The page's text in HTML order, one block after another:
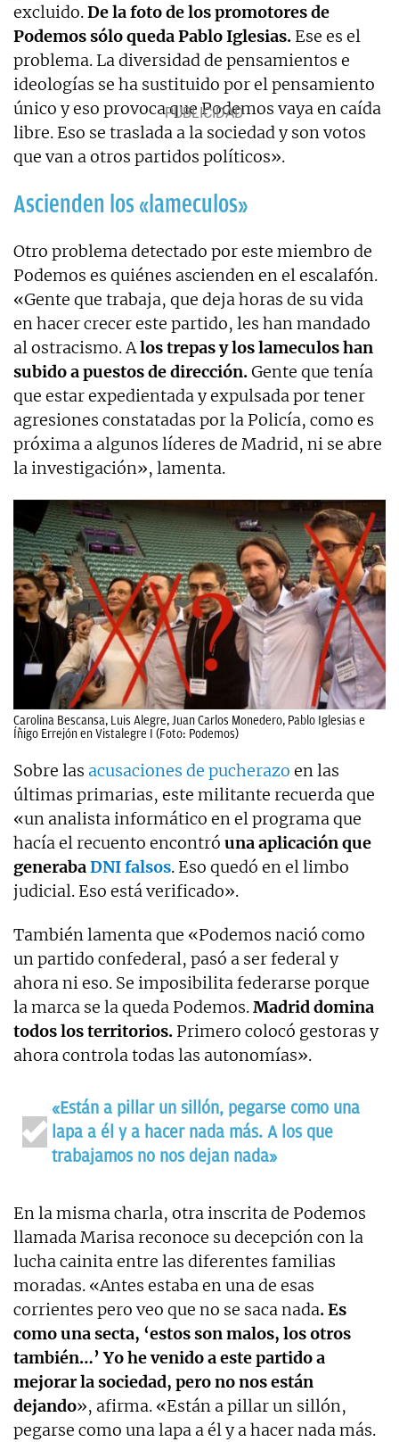
excluido.De la foto de los promotores de
Podemos sólo queda Pablo Iglesias. Ese es el
problema. La diversidad de pensamientos e
ideologías se ha sustituido por el pensamiento
único y eso provoca que Podemos vaya en caída
libre. Eso se traslada a la sociedad y son votos
que van a otros partidos políticos».
Ascienden los «lameculos»
Otro problema detectado por este miembro de
Podemos es quiénes ascienden en el escalafón.
«Gente que trabaja, que deja horas de su vida
en hacer crecer este partido, les han mandado
al ostracismo. Alos trepas y los lameculos han
subido a puestos de dirección.Gente que tenía
que estar expedientada y expulsada por tener
agresiones constatadas por la Policía, como es
próxima a algunos líderes de Madrid, ni se abre
la investigación», lamenta.
Carolina Bescansa, Luis Alegre, Juan Carlos Monedero, Pablo Iglesias e
Íñigo Errejón en Vistalegre I (Foto: Podemos)
Sobre las acusaciones de pucherazo en las
últimas primarias, este militante recuerda que
«un analista informático en el programa que
hacía el recuento encontró una aplicación que
generabaDNI falsos. Eso quedó en el limbo
judicial. Eso está verificado».
También lamenta que «Podemos nació como
un partido confederal, pasó a ser federal y
ahora ni eso. Se imposibilita federarse porque
la marca se la queda Podemos.Madrid domina
todos los territorios. Primero colocó gestoras y
ahora controla todas las autonomías».
«Están a pillar un sillón, pegarse como una
lapa a él y a hacer nada más. A los que
trabajamos no nos dejan nada»
En la misma charla, otra inscrita de Podemos
llamada Marisa reconoce su decepción con la
lucha cainita entre las diferentes familias
moradas. «Antes estaba en una de esas
corrientes pero veo que no se saca nada. Es
como una secta, ‘estos son malos, los otros
también…’ Yo he venido a este partido a
mejorar la sociedad, pero no nos están
dejando», afirma. «Están a pillar un sillón,
pegarse como una lapa a él y a hacer nada más.